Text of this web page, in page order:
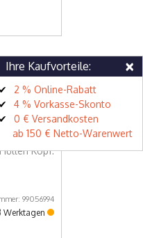
Kopf:
99056994
Werktagen
Ihre Kaufvorteile: ×
2 % Online-Rabatt
4 % Vorkasse-Skonto
0 € Versandkosten
ab 150 € Netto-Warenwert